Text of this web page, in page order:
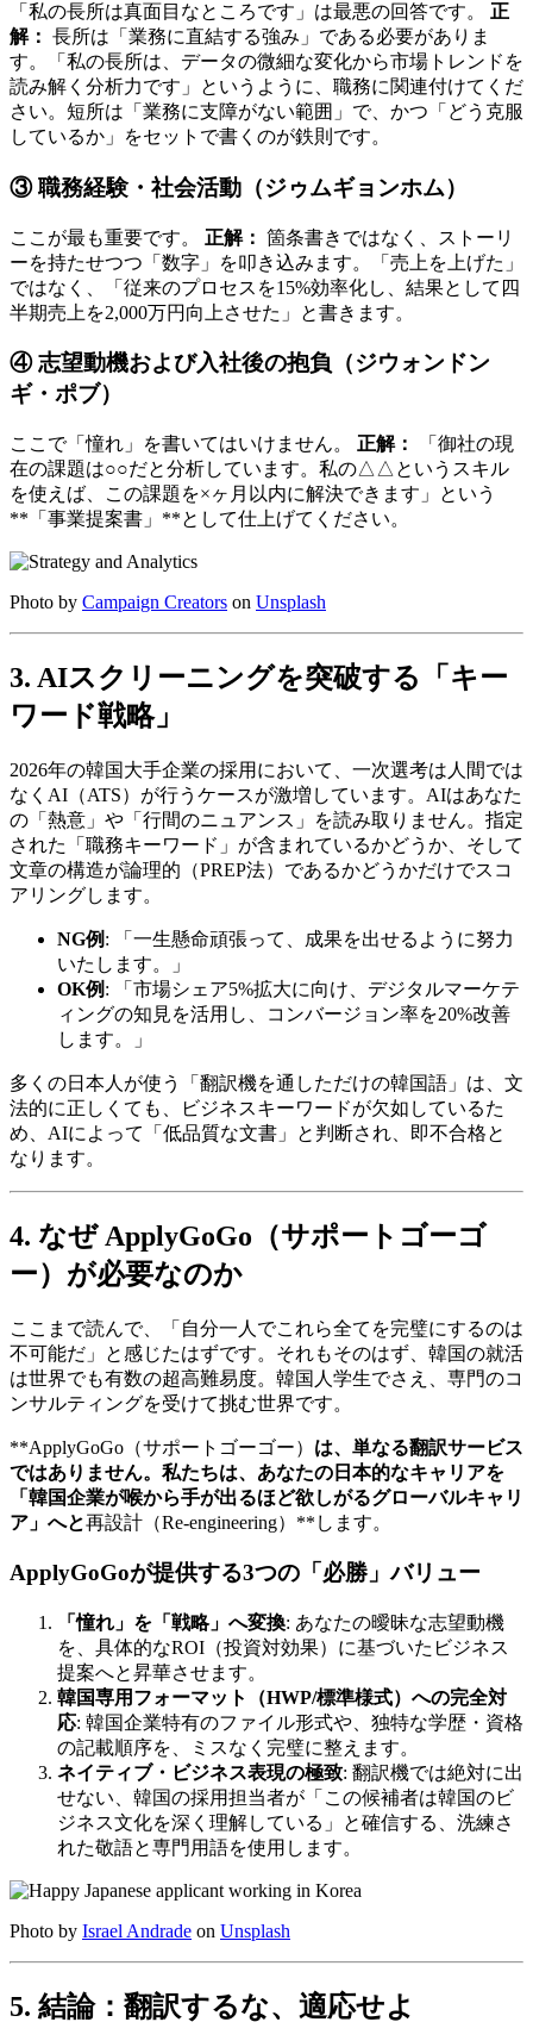
「私の長所は真面目なところです」は最悪の回答です。 正
解： 長所は「業務に直結する強み」である必要がありま
す。「私の長所は、データの微細な変化から市場トレンドを
読み解く分析力です」というように、職務に関連付けてくだ
さい。短所は「業務に支障がない範囲」で、かつ「どう克服
しているか」をセットで書くのが鉄則です。
③ 職務経験・社会活動（ジゥムギョンホム）
ここが最も重要です。 正解： 箇条書きではなく、ストーリ
ーを持たせつつ「数字」を叩き込みます。「売上を上げた」
ではなく、「従来のプロセスを15%効率化し、結果として四
半期売上を2,000万円向上させた」と書きます。
④ 志望動機および入社後の抱負（ジウォンドン
ギ・ポブ）
ここで「憧れ」を書いてはいけません。 正解：
「御社の現
在の課題は○○だと分析しています。私の△△というスキル
を使えば、この課題を×ヶ月以内に解決できます」という
**「事業提案書」**として仕上げてください。
Photo by Campaign Creators on Unsplash
3. AIスクリーニングを突破する「キー
ワード戦略」
2026年の韓国大手企業の採用において、一次選考は人間では
なくAI（ATS）が行うケースが激増しています。AIはあなた
の「熱意」や「行間のニュアンス」を読み取りません。指定
された「職務キーワード」が含まれているかどうか、そして
文章の構造が論理的（PREP法）であるかどうかだけでスコ
アリングします。
NG例 : 「一生懸命頑張って、成果を出せるように努力
いたします。」
OK例 : 「市場シェア5%拡大に向け、デジタルマーケテ
ィングの知見を活用し、コンバージョン率を20%改善
します。」
多くの日本人が使う「翻訳機を通しただけの韓国語」は、文
法的に正しくても、ビジネスキーワードが欠如しているた
め、AIによって「低品質な文書」と判断され、即不合格と
なります。
4. なぜ ApplyGoGo（サポートゴーゴ
ー）が必要なのか
ここまで読んで、「自分一人でこれら全てを完璧にするのは
不可能だ」と感じたはずです。それもそのはず、韓国の就活
は世界でも有数の超高難易度。韓国人学生でさえ、専門のコ
ンサルティングを受けて挑む世界です。
​**ApplyGoGo（サポートゴーゴー） は、単なる翻訳サービス
ではありません。私たちは、あなたの日本的なキャリアを
「韓国企業が喉から手が出るほど欲しがるグローバルキャリ
ア」へと再設計（Re-engineering）**します。
ApplyGoGoが提供する3つの「必勝」バリュー
「憧れ」を「戦略」へ変換: あなたの曖昧な志望動機
を、具体的なROI（投資対効果）に基づいたビジネス
提案へと昇華させます。
韓国専用フォーマット（HWP/標準様式）への完全対
応: 韓国企業特有のファイル形式や、独特な学歴・資格
の記載順序を、ミスなく完璧に整えます。
ネイティブ・ビジネス表現の極致: 翻訳機では絶対に出
せない、韓国の採用担当者が「この候補者は韓国のビ
ジネス文化を深く理解している」と確信する、洗練さ
れた敬語と専門用語を使用します。
Photo by Israel Andrade on Unsplash
5. 結論：翻訳するな、適応せよ